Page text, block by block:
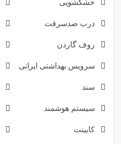
خشکشویی
درب ضدسرقت
روف گاردن
سرویس بهداشتی ایرانی
سند
سیستم هوشمند
کابینت